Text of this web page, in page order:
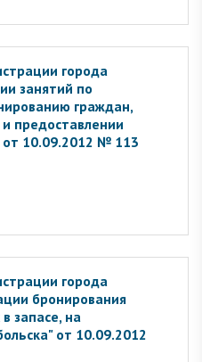
города
занятий по
граждан,
предоставлении
10.09.2012 № 113
города
бронирования
запасе, на
от 10.09.2012